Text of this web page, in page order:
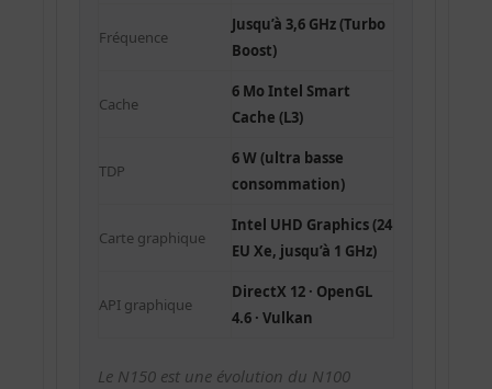
Fréquence
Jusqu’à 3,6 GHz (Turbo
Boost)
Cache
6 Mo Intel Smart
Cache (L3)
TDP
6 W (ultra basse
consommation)
Carte graphique
Intel UHD Graphics (24
EU Xe, jusqu’à 1 GHz)
API graphique
DirectX 12 · OpenGL
4.6 · Vulkan
Le N150 est une évolution du N100